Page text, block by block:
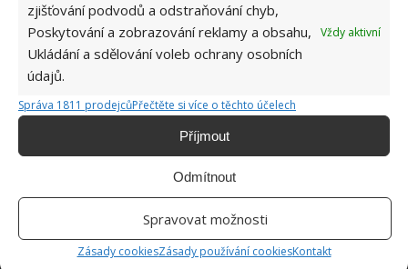
zjišťování podvodů a odstraňování chyb,
Poskytování a zobrazování reklamy a obsahu,
Ukládání a sdělování voleb ochrany osobních
údajů.
Vždy aktivní
Správa 1811 prodejcůPřečtěte si více o těchto účelech
Příjmout
Odmítnout
Spravovat možnosti
Zásady cookiesZásady používání cookiesKontakt
ŽHAVÉ NOVINKY
Po ovocných muškách nezbyde ani stopa. Hravě
je odpudí i jablečný ocet a přípravek na mytí
nádobí
Díky chytrému zavlažovacímu systému bude o
zahrádku postaráno. Hlavní roli hrají plastové
lahve